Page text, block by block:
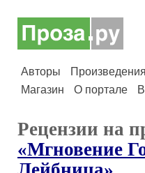
Авторы Произведения
Магазин
О портале
Рецензии на
«Мгновение